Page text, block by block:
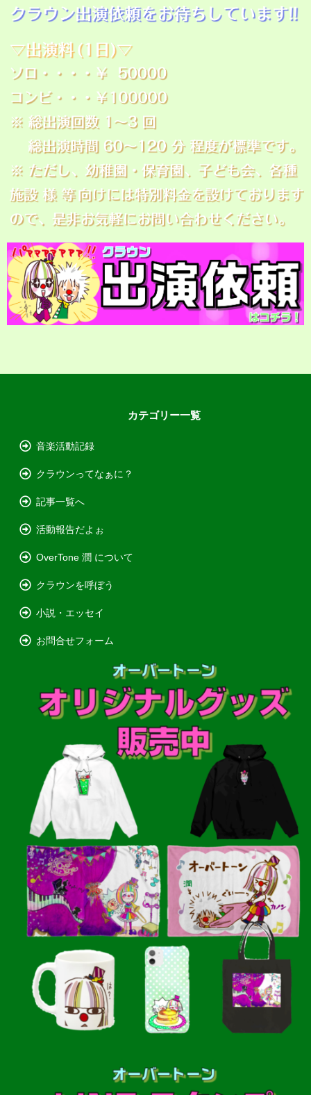
カテゴリー一覧
音楽活動記録
クラウンってなぁに？
記事一覧へ
活動報告だよぉ
OverTone 潤 について
クラウンを呼ぼう
小説・エッセイ
お問合せフォーム